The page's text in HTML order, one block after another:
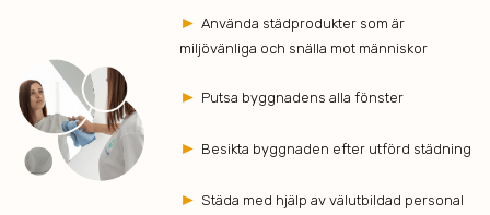
►Använda städprodukter som är
miljövänliga och snälla mot människor
► Putsa byggnadens alla fönster
► Besikta byggnaden efter utförd städning
► Städa med hjälp av välutbildad personal